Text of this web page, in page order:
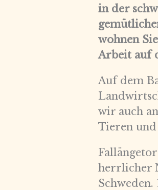
in der
wohnen
Arbeit auf
Auf dem
wir auch
Tieren
herrlicher